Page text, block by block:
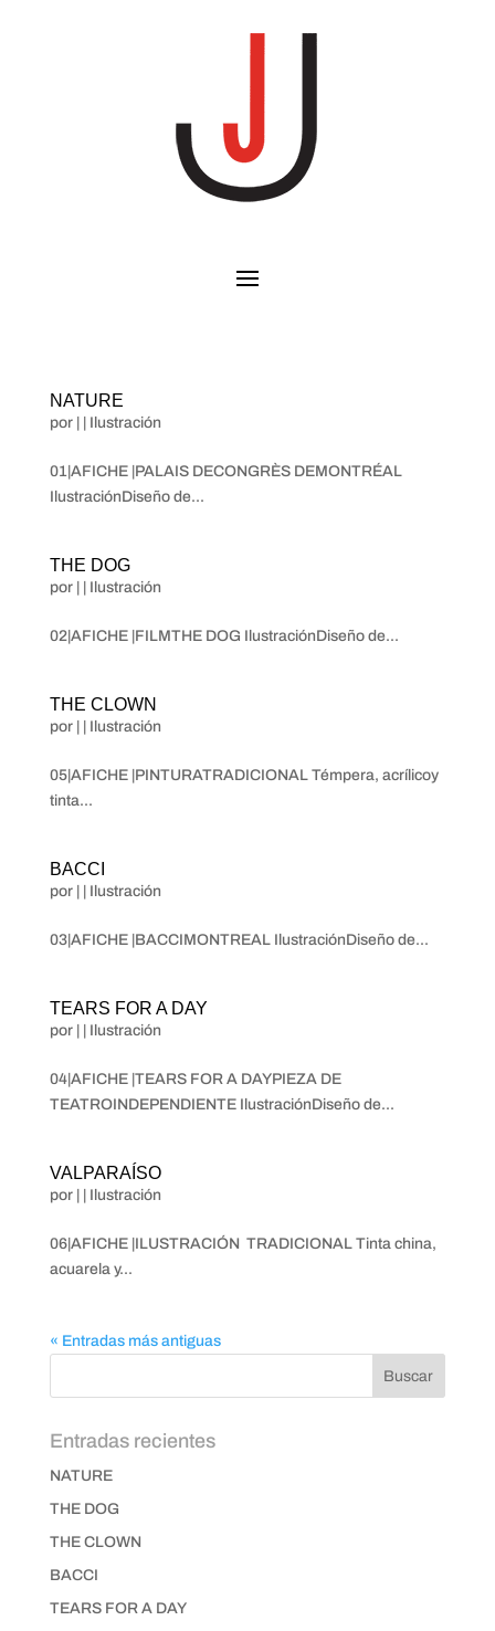
NATURE
por Ilustración
01|AFICHE |PALAIS DECONGRÈS DEMONTRÉAL
IlustraciónDiseño de...
THE DOG
por Ilustración
02|AFICHE |FILMTHE DOG IlustraciónDiseño de...
THE CLOWN
por Ilustración
05|AFICHE |PINTURATRADICIONAL Témpera, acrílicoy
tinta...
BACCI
por Ilustración
03|AFICHE |BACCIMONTREAL IlustraciónDiseño de...
TEARS FOR A DAY
por Ilustración
04|AFICHE |TEARS FOR A DAYPIEZA DE
TEATROINDEPENDIENTE IlustraciónDiseño de...
VALPARAÍSO
por Ilustración
06|AFICHE |ILUSTRACIÓN TRADICIONAL Tinta china,
acuarela y...
« Entradas más antiguas
Entradas recientes
NATURE
THE DOG
THE CLOWN
BACCI
TEARS FOR A DAY